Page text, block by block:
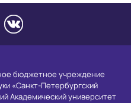
бюджетное учреждение
«Санкт-Петербургский
Академический университет